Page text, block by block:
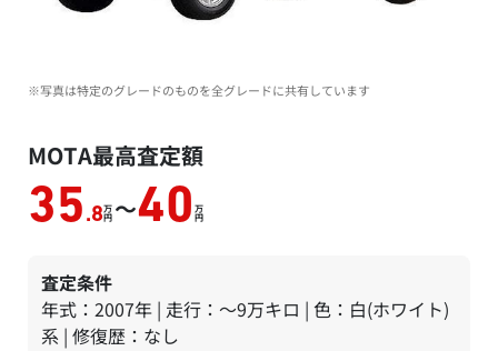
※写真は特定のグレードのものを全グレードに共有しています
MOTA最高査定額
35 .8万
円 ～40 万
円
査定条件
年式：2007年 | 走行：～9万キロ | 色：白(ホワイト)
系 | 修復歴：なし